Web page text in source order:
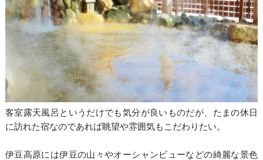
客室露天風呂というだけでも気分が良いものだが、たまの休日
に訪れた宿なのであれば眺望や雰囲気もこだわりたい。
伊豆高原には伊豆の山々やオーシャンビューなどの綺麗な景色